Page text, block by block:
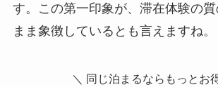
す。この第一印象が、滞在体験の
まま象徴しているとも言えますね。
＼ 同じ泊まるならもっとお